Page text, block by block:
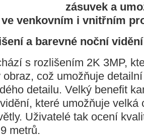
zásuvek a
venkovním i vnitřním
a barevné noční vidění
s rozlišením 2K 3MP,
což umožňuje
detailu. Velký benefit
které umožňuje velká
Uživatelé tak ocení
metrů.